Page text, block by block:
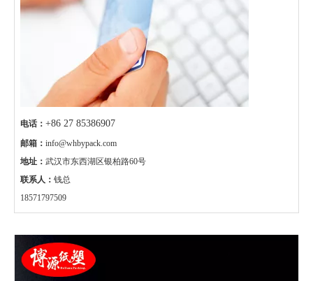
电话： +86 27 85386907
邮箱： info@whbypack.com
地址： 武汉市东西湖区银柏路60号
联系人： 钱总
18571797509